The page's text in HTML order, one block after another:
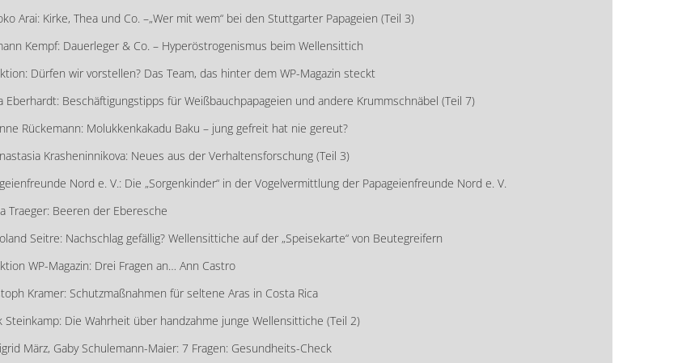
Arai: Kirke, Thea und Co. –„Wer mit wem“ bei den Stuttgarter Papageien (Teil 3)
Kempf: Dauerleger & Co. – Hyperöstrogenismus beim Wellensittich
Dürfen wir vorstellen? Das Team, das hinter dem WP-Magazin steckt
Eberhardt: Beschäftigungstipps für Weißbauchpapageien und andere Krummschnäbel (Teil 7)
Rückemann: Molukkenkakadu Baku – jung gefreit hat nie gereut?
Krasheninnikova: Neues aus der Verhaltensforschung (Teil 3)
Nord e. V.: Die „Sorgenkinder“ in der Vogelvermittlung der Papageienfreunde Nord e. V.
Traeger: Beeren der Eberesche
Seitre: Nachschlag gefällig? Wellensittiche auf der „Speisekarte“ von Beutegreifern
WP-Magazin: Drei Fragen an… Ann Castro
Kramer: Schutzmaßnahmen für seltene Aras in Costa Rica
Steinkamp: Die Wahrheit über handzahme junge Wellensittiche (Teil 2)
März, Gaby Schulemann-Maier: 7 Fragen: Gesundheits-Check